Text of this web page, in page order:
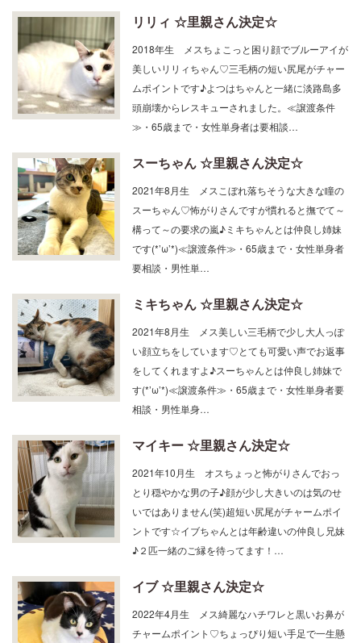
リリィ ☆里親さん決定☆
2018年生 メスちょこっと困り顔でブルーアイが
美しいリリィちゃん♡三毛柄の短い尻尾がチャー
ムポイントです♪よつはちゃんと一緒に淡路島多
頭崩壊からレスキューされました。≪譲渡条件
≫・65歳まで・女性単身者は要相談…
スーちゃん ☆里親さん決定☆
2021年8月生 メスこぼれ落ちそうな大きな瞳の
スーちゃん♡怖がりさんですが慣れると撫でて～
構って～の要求の嵐♪ミキちゃんとは仲良し姉妹
です(*’ω’*)≪譲渡条件≫・65歳まで・女性単身者
要相談・男性単…
ミキちゃん ☆里親さん決定☆
2021年8月生 メス美しい三毛柄で少し大人っぽ
い顔立ちをしています♡とても可愛い声でお返事
をしてくれますよ♪スーちゃんとは仲良し姉妹で
す(*’ω’*)≪譲渡条件≫・65歳まで・女性単身者要
相談・男性単身…
マイキー ☆里親さん決定☆
2021年10月生 オスちょっと怖がりさんでおっ
とり穏やかな男の子♪顔が少し大きいのは気のせ
いではありません(笑)超短い尻尾がチャームポイ
ントです☆イブちゃんとは年齢違いの仲良し兄妹
♪２匹一緒のご縁を待ってます！…
イブ ☆里親さん決定☆
2022年4月生 メス綺麗なハチワレと黒いお鼻が
チャームポイント♡ちょっぴり短い手足で一生懸